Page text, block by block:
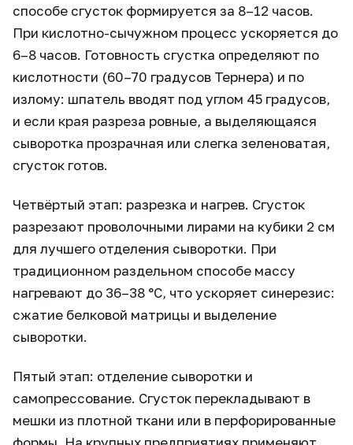
способе сгусток формируется за 8–12 часов.
При кислотно-сычужном процесс ускоряется до
6–8 часов. Готовность сгустка определяют по
кислотности (60–70 градусов Тернера) и по
излому: шпатель вводят под углом 45 градусов,
и если края разреза ровные, а выделяющаяся
сыворотка прозрачная или слегка зеленоватая,
сгусток готов.
Четвёртый этап: разрезка и нагрев. Сгусток
разрезают проволочными лирами на кубики 2 см
для лучшего отделения сыворотки. При
традиционном раздельном способе массу
нагревают до 36–38 °C, что ускоряет синерезис:
сжатие белковой матрицы и выделение
сыворотки.
Пятый этап: отделение сыворотки и
самопрессование. Сгусток перекладывают в
мешки из плотной ткани или в перфорированные